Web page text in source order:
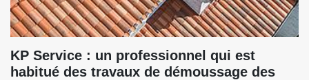
KP Service : un professionnel qui est
habitué des travaux de démoussage des